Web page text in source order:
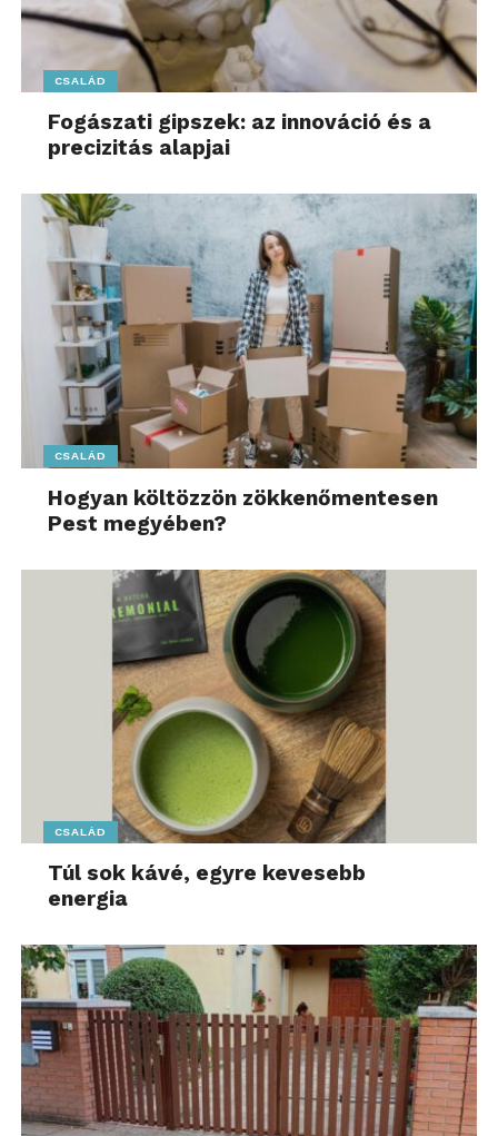
CSALÁD
Fogászati gipszek: az innováció és a
precizitás alapjai
CSALÁD
Hogyan költözzön zökkenőmentesen
Pest megyében?
CSALÁD
Túl sok kávé, egyre kevesebb
energia